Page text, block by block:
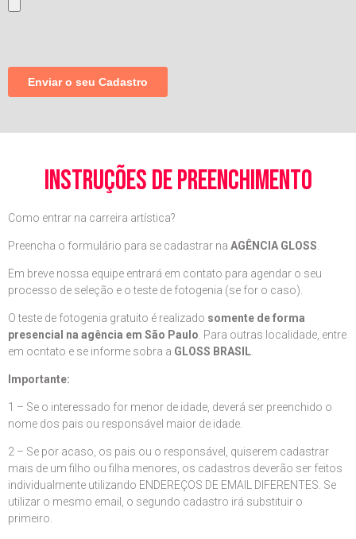
instruções de preenchimento
Como entrar na carreira artística?
Preencha o formulário para se cadastrar na AGÊNCIA GLOSS.
Em breve nossa equipe entrará em contato para agendar o seu
processo de seleção e o teste de fotogenia (se for o caso).
O teste de fotogenia gratuito é realizado somente de forma
presencial na agência em São Paulo. Para outras localidade, entre
em ocntato e se informe sobra a GLOSS BRASIL.
Importante:
1 – Se o interessado for menor de idade, deverá ser preenchido o
nome dos pais ou responsável maior de idade.
2 – Se por acaso, os pais ou o responsável, quiserem cadastrar
mais de um filho ou filha menores, os cadastros deverão ser feitos
individualmente utilizando ENDEREÇOS DE EMAIL DIFERENTES. Se
utilizar o mesmo email, o segundo cadastro irá substituir o
primeiro.